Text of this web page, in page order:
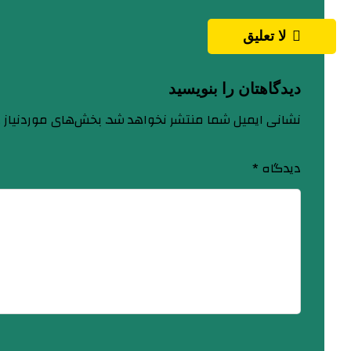
لا تعليق
دیدگاهتان را بنویسید
نشانی ایمیل شما منتشر نخواهد شد. بخش‌های
دیدگاه *